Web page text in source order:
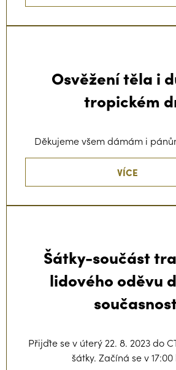
Osvěžení těla i
tropickém
Děkujeme všem dámám i
VÍCE
Šátky-součást
lidového oděvu
Přijďte se v úterý 22. 8. 2023 do
šátky. Začíná se v